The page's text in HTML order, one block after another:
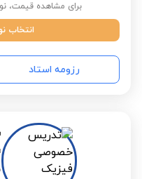
برای مشاهده قیمت،
انتخاب
رزومه استاد